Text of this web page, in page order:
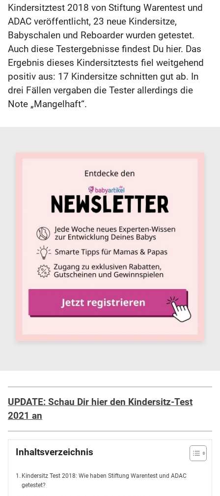
Kindersitztest 2018 von Stiftung Warentest und
ADAC veröffentlicht, 23 neue Kindersitze,
Babyschalen und Reboarder wurden getestet.
Auch diese Testergebnisse findest Du hier. Das
Ergebnis dieses Kindersitztests fiel weitgehend
positiv aus: 17 Kindersitze schnitten gut ab. In
drei Fällen vergaben die Tester allerdings die
Note „Mangelhaft“.
UPDATE: Schau Dir hier den Kindersitz-Test
2021 an
Inhaltsverzeichnis
Kindersitz Test 2018: Wie haben Stiftung Warentest und ADAC
getestet?